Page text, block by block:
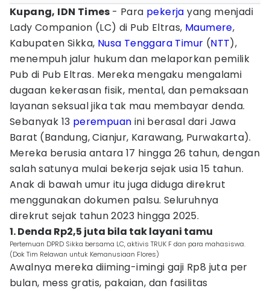
Kupang, IDN Times - Para pekerja yang menjadi
Lady Companion (LC) di Pub Eltras, Maumere,
Kabupaten Sikka, Nusa Tenggara Timur (NTT),
menempuh jalur hukum dan melaporkan pemilik
Pub di Pub Eltras. Mereka mengaku mengalami
dugaan kekerasan fisik, mental, dan pemaksaan
layanan seksual jika tak mau membayar denda.
Sebanyak 13 perempuan ini berasal dari Jawa
Barat (Bandung, Cianjur, Karawang, Purwakarta).
Mereka berusia antara 17 hingga 26 tahun, dengan
salah satunya mulai bekerja sejak usia 15 tahun.
Anak di bawah umur itu juga diduga direkrut
menggunakan dokumen palsu. Seluruhnya
direkrut sejak tahun 2023 hingga 2025.
1. Denda Rp2,5 juta bila tak layani tamu
Pertemuan DPRD Sikka bersama LC, aktivis TRUK F dan para mahasiswa.
(Dok Tim Relawan untuk Kemanusiaan Flores)
Awalnya mereka diiming-imingi gaji Rp8 juta per
bulan, mess gratis, pakaian, dan fasilitas